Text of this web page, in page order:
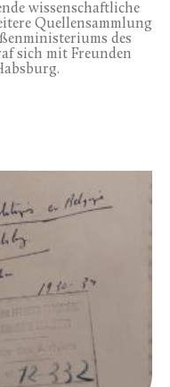
wissenschaftliche
Quellensammlung
des
sich mit Freunden